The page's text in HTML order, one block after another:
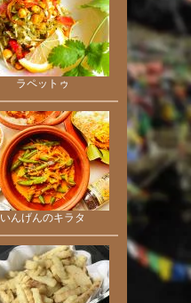
ラペットゥ
いんげんのキラタ